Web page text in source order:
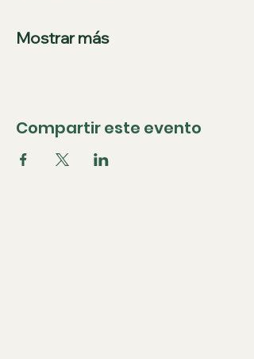
Mostrar más
Compartir este evento